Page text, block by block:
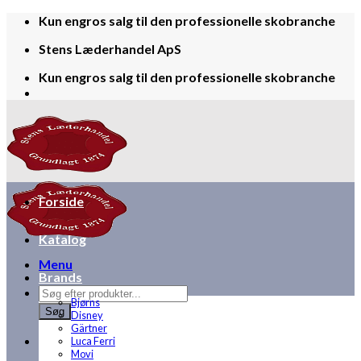
Skip
content
Kun engros salg til den professionelle skobranche
Stens Læderhandel ApS
Kun engros salg til den professionelle skobranche
Menu
Products
search
Søg
Forside
Katalog
Brands
Bjørns
Disney
Gärtner
Luca Ferri
Movi